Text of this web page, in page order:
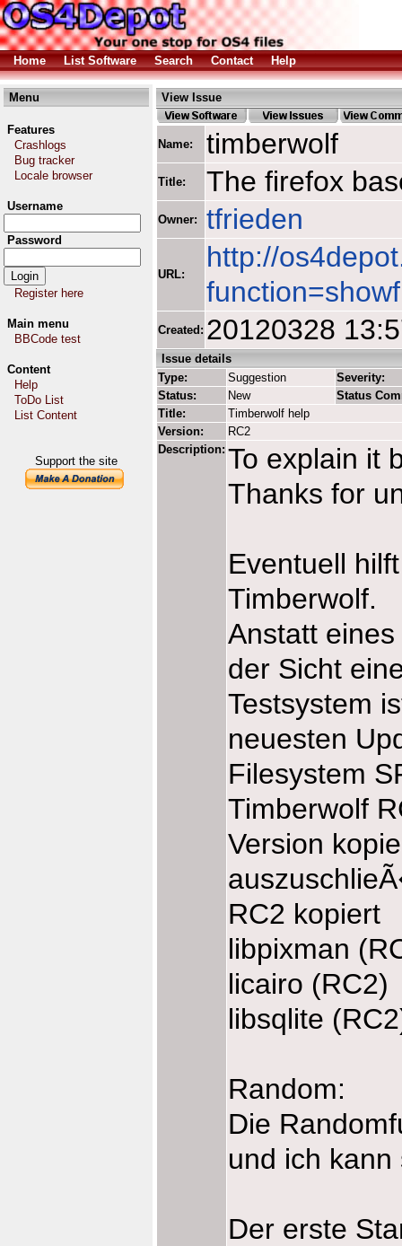
Home List Software Search Contact Help
Menu
Features
Crashlogs
Bug tracker
Locale browser
Username
Password
Register here
Main menu
BBCode test
Content
Help
ToDo List
List Content
Support the site
View Issue
Name: timberwolf
Title: The firefox
Owner: tfrieden
URL:
http://
Created: 20120328
Issue details
Type:
Suggestion
Severity:
Status:
New
Status
Title:
Timberwolf help
Version:
RC2
Description: To explain it
Thanks for
Eventuell
Timberwolf.
Anstatt
der Sicht
Testsystem
neuesten
Filesystem
Timberwolf
Version
RC2 kopiert
libpixman
licairo (RC2)
libsqlite
Random:
Die
und ich
Der erste